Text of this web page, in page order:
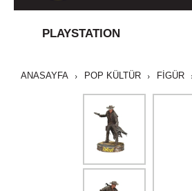
PLAYSTATION
ANASAYFA POP KÜLTÜR FİGÜR